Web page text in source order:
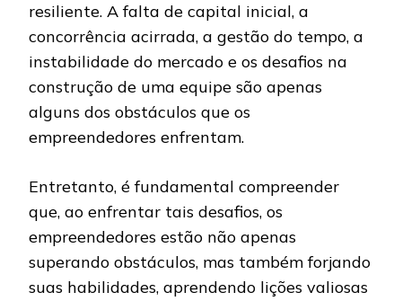
resiliente. A falta de capital inicial, a
concorrência acirrada, a gestão do tempo, a
instabilidade do mercado e os desafios na
construção de uma equipe são apenas
alguns dos obstáculos que os
empreendedores enfrentam.
Entretanto, é fundamental compreender
que, ao enfrentar tais desafios, os
empreendedores estão não apenas
superando obstáculos, mas também forjando
suas habilidades, aprendendo lições valiosas